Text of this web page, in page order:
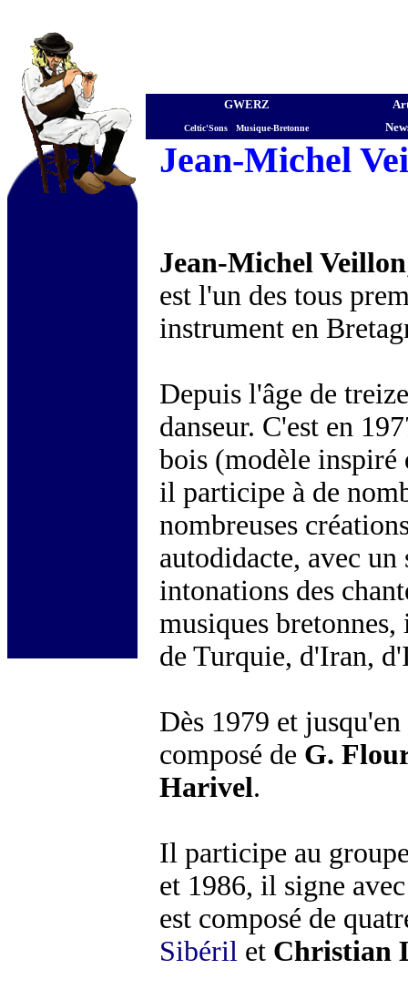
GWERZ
Celtic'Sons - Musique-Bretonne
Jean-Michel
Jean-Michel Veillon
est l'un des tous
instrument en
Depuis l'âge de
danseur. C'est en
bois (modèle inspiré
il participe à de
nombreuses
autodidacte, avec
intonations des
musiques
de Turquie, d'Iran,
Dès 1979 et
composé de G.
Harivel.
Il participe au
et 1986, il signe
est composé de
Sibéril et Christian